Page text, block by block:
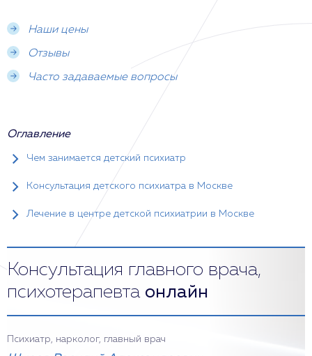
Наши цены
Отзывы
Часто задаваемые вопросы
Оглавление
Чем занимается детский психиатр
Консультация детского психиатра в Москве
Лечение в центре детской психиатрии в Москве
Консультация главного врача,
психотерапевта онлайн
Психиатр, нарколог, главный врач